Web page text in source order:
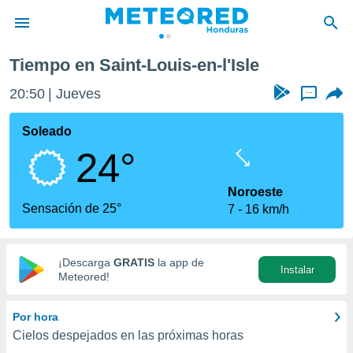
de
ha sido
calidad.
a este
las
y
digital
basada
Tiempo en Saint-Louis-en-l'Isle
20:50 Jueves ...
Soleado
24°
Sensación de 25°
Noroeste
7
16 km/h
¡Descarga GRATIS la app de
Meteored!
Instalar
Por hora
Cielos despejados en las próximas horas